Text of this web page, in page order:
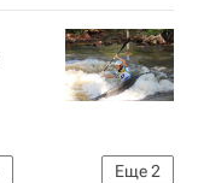
Еще2